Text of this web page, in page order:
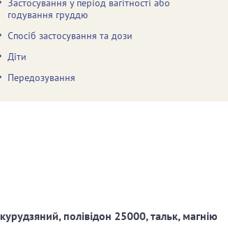
годування груддю
Спосіб застосування та дози
Діти
Передозування
полівідон 25000, тальк, магнію